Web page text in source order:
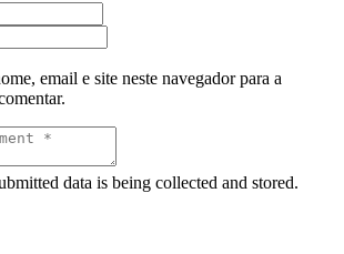
email e site neste navegador para a
data is being collected and stored.